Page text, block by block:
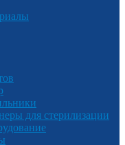
для стерилизации